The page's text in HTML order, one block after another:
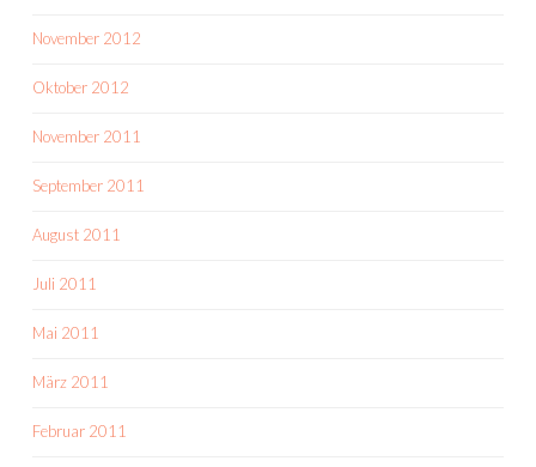
November 2012
Oktober 2012
November 2011
September 2011
August 2011
Juli 2011
Mai 2011
März 2011
Februar 2011